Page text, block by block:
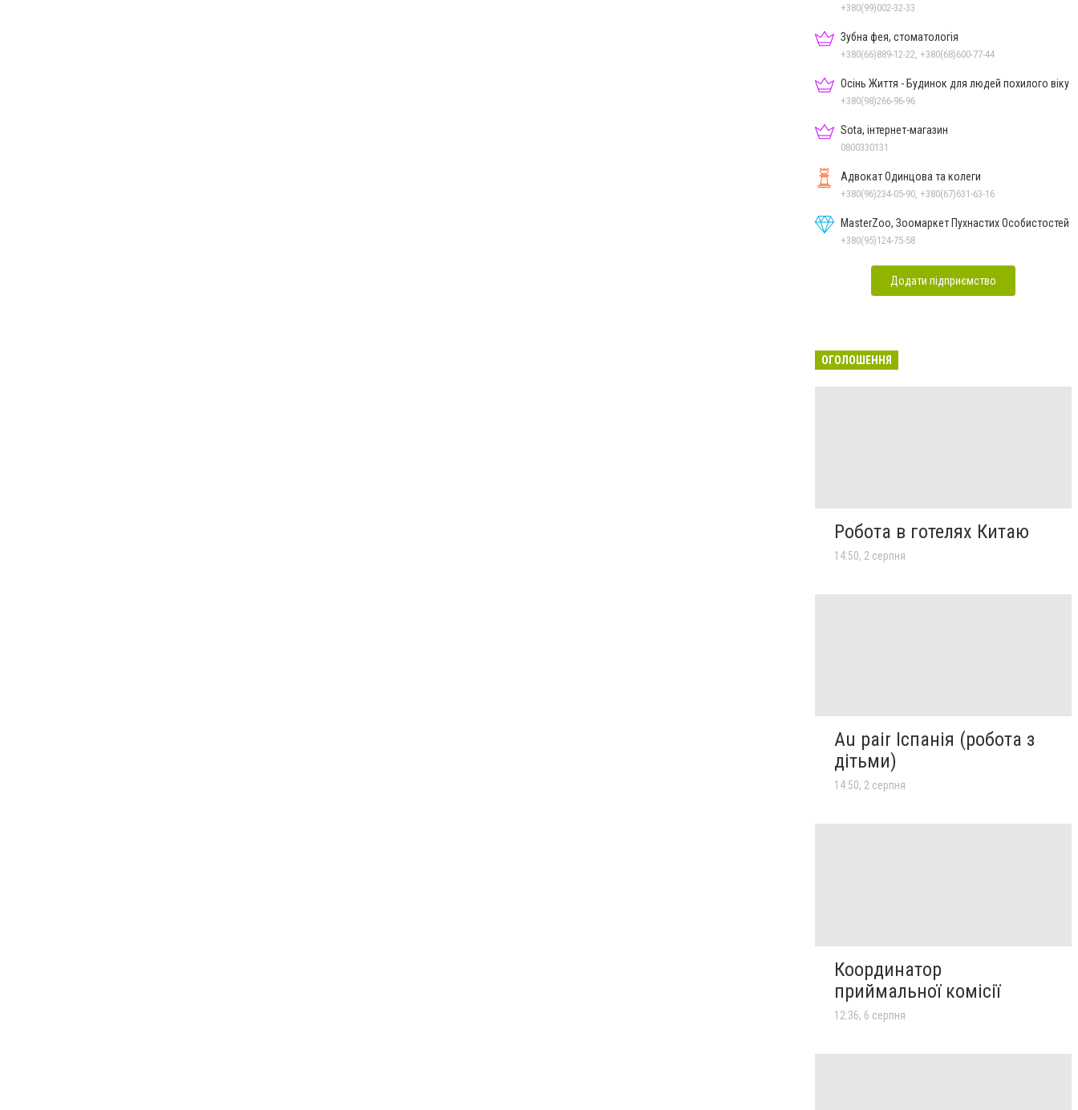
+380(99)002-32-33
Зубна фея, стоматологія
+380(66)889-12-22, +380(68)600-77-44
Осінь Життя - Будинок для людей похилого віку
+380(98)266-96-96
Sota, інтернет-магазин
0800330131
Адвокат Одинцова та колеги
+380(96)234-05-90, +380(67)631-63-16
MasterZoo, Зоомаркет Пухнастих Особистостей
+380(95)124-75-58
Додати підприємство
ОГОЛОШЕННЯ
Робота в готелях Китаю
14:50, 2 серпня
Au pair Іспанія (робота з
дітьми)
14:50, 2 серпня
Координатор
приймальної комісії
12:36, 6 серпня